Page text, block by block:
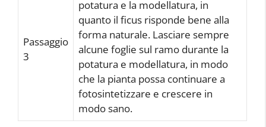
Passaggio
3
potatura e la modellatura, in
quanto il ficus risponde bene alla
forma naturale. Lasciare sempre
alcune foglie sul ramo durante la
potatura e modellatura, in modo
che la pianta possa continuare a
fotosintetizzare e crescere in
modo sano.